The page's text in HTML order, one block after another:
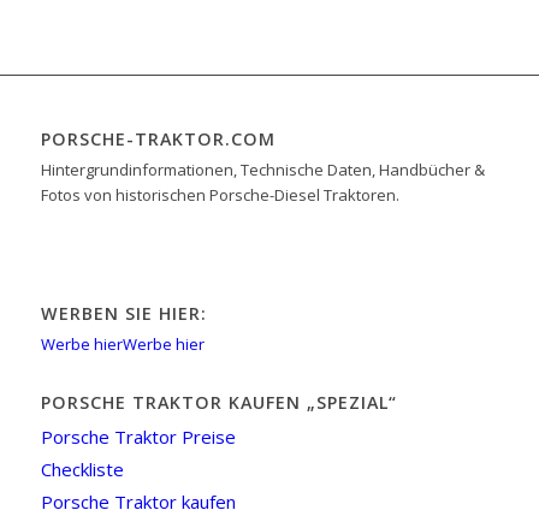
PORSCHE-TRAKTOR.COM
Hintergrundinformationen, Technische Daten, Handbücher &
Fotos von historischen Porsche-Diesel Traktoren.
WERBEN SIE HIER:
Werbe hierWerbe hier
PORSCHE TRAKTOR KAUFEN „SPEZIAL“
Porsche Traktor Preise
Checkliste
Porsche Traktor kaufen